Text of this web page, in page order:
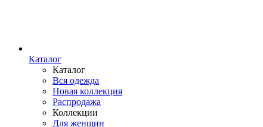
Каталог
Каталог
Вся одежда
Новая коллекция
Распродажа
Коллекции
Для женщин